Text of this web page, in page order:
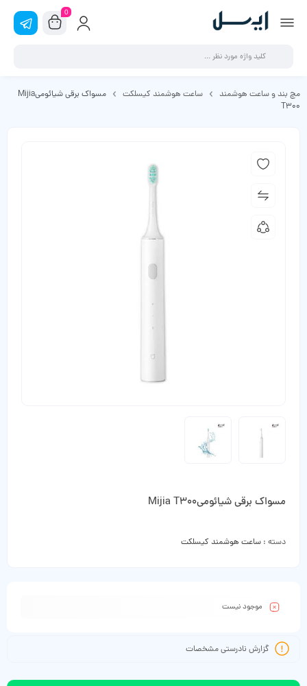
0
مچ بند و ساعت هوشمند ساعت هوشمند کیسلکت
مسواک برقی شیائومیMijia
T300
مسواک برقی شیائومیMijia T300
دسته : ساعت هوشمند کیسلکت
موجود نیست
گزارش نادرستی مشخصات